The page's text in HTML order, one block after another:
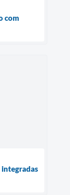
com
integradas